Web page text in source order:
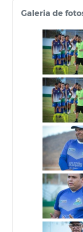
Galeria de